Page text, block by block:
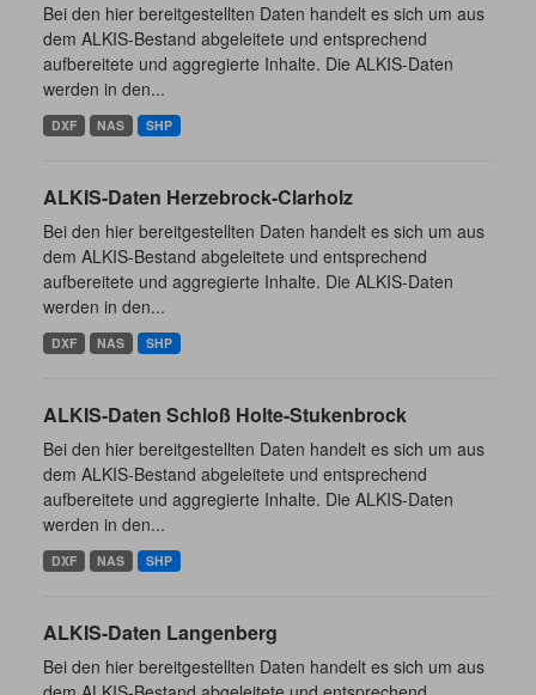
Bei den hier bereitgestellten Daten handelt es sich um aus
dem ALKIS-Bestand abgeleitete und entsprechend
aufbereitete und aggregierte Inhalte. Die ALKIS-Daten
werden in den...
DXF NAS SHP
ALKIS-Daten Herzebrock-Clarholz
Bei den hier bereitgestellten Daten handelt es sich um aus
dem ALKIS-Bestand abgeleitete und entsprechend
aufbereitete und aggregierte Inhalte. Die ALKIS-Daten
werden in den...
DXF NAS SHP
ALKIS-Daten Schloß Holte-Stukenbrock
Bei den hier bereitgestellten Daten handelt es sich um aus
dem ALKIS-Bestand abgeleitete und entsprechend
aufbereitete und aggregierte Inhalte. Die ALKIS-Daten
werden in den...
DXF NAS SHP
ALKIS-Daten Langenberg
Bei den hier bereitgestellten Daten handelt es sich um aus